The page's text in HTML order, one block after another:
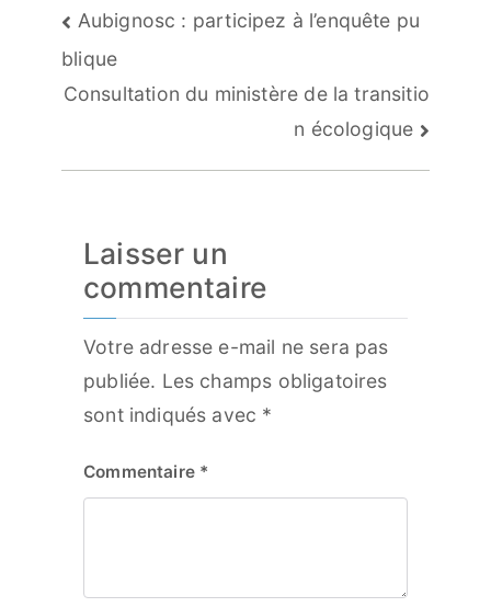
Navigation
de
l’article
Aubignosc : participez à l’enquête pu
blique
Consultation du ministère de la transitio
n écologique
Laisser un
commentaire
Votre adresse e-mail ne sera pas
publiée. Les champs obligatoires
sont indiqués avec *
Commentaire *